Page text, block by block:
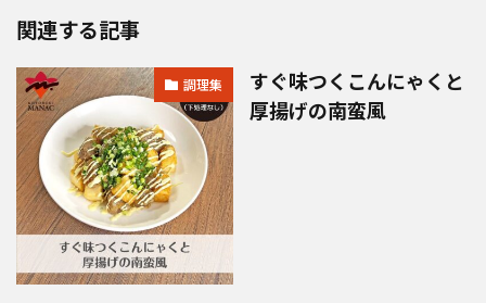
関連する記事
調理集
すぐ味つくこんにゃくと
厚揚げの南蛮風